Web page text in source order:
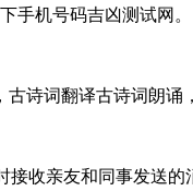
手机号码吉凶测试网。
诗词翻译古诗词朗诵
接收亲友和同事发送